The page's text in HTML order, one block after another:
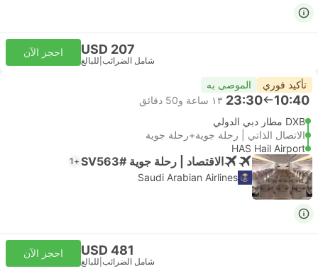
USD 207
شامل الضرائب للبالغ
احجز الآن
تأكيد فوري الموصى به
10:40
23:30 ١٣ ساعة و‫50 دقائق
DXB مطار دبي الدولي
الاتصال الذاتي | رحلة جوية+رحلة جوية
HAS Hail Airport
الاقتصاد | رحلة جوية #SV563 +1
Saudi Arabian Airlines
USD 481
شامل الضرائب للبالغ
احجز الآن